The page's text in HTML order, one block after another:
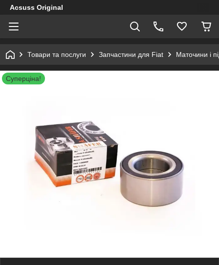
Acsuss Original
Товари та послуги Запчастини для Fiat Маточини і
Суперціна!